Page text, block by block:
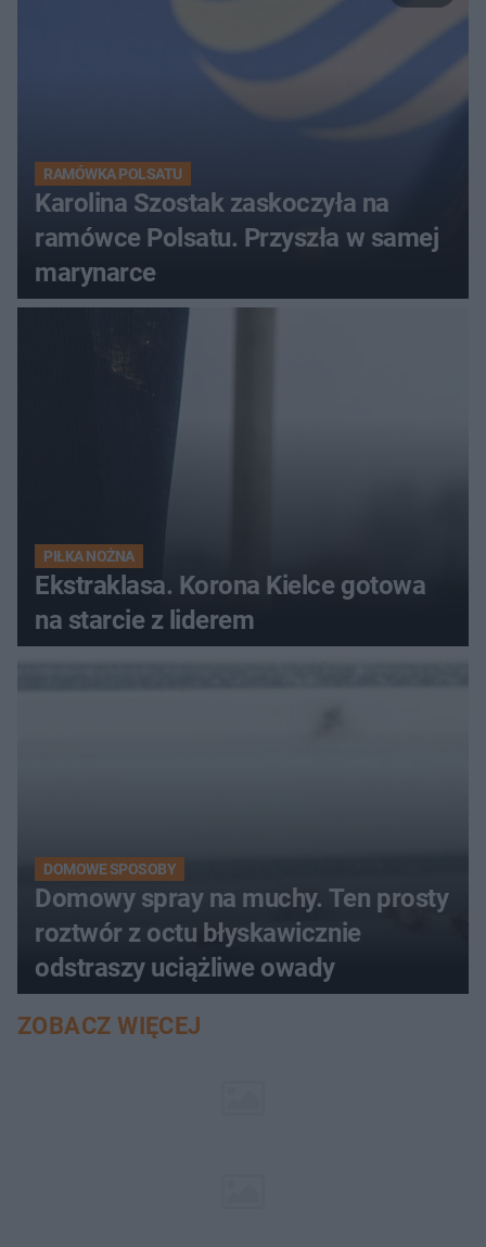
RAMÓWKA POLSATU
Karolina Szostak zaskoczyła na
ramówce Polsatu. Przyszła w samej
marynarce
PIŁKA NOŻNA
Ekstraklasa. Korona Kielce gotowa
na starcie z liderem
DOMOWE SPOSOBY
Domowy spray na muchy. Ten prosty
roztwór z octu błyskawicznie
odstraszy uciążliwe owady
ZOBACZ WIĘCEJ